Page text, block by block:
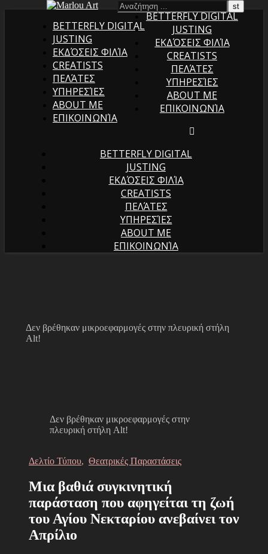
BETTERFLY DIGITAL
JUSTING
ΕΚΔΌΣΕΙΣ ΦΙΛΊΑ
CREATISTS
ΠΕΛΆΤΕΣ
ΥΠΗΡΕΣΊΕΣ
ABOUT ME
ΕΠΙΚΟΙΝΩΝΊΑ
BETTERFLY DIGITAL
JUSTING
ΕΚΔΌΣΕΙΣ ΦΙΛΊΑ
CREATISTS
ΠΕΛΆΤΕΣ
ΥΠΗΡΕΣΊΕΣ
ABOUT ME
ΕΠΙΚΟΙΝΩΝΊΑ
BETTERFLY DIGITAL
JUSTING
ΕΚΔΌΣΕΙΣ ΦΙΛΊΑ
CREATISTS
ΠΕΛΆΤΕΣ
ΥΠΗΡΕΣΊΕΣ
ABOUT ME
ΕΠΙΚΟΙΝΩΝΊΑ
Δεν βρέθηκαν μικροεφαρμογές στην πλευρική στήλη
Alt!
Δεν βρέθηκαν μικροεφαρμογές στην
πλευρική στήλη Alt!
Δελτίο Τύπου, Θεατρικές Παραστάσεις
Μια βαθιά συγκινητική
παράσταση που αφηγείται τη ζωή
του Αγίου Νεκταρίου ανεβαίνει τον
Απρίλιο